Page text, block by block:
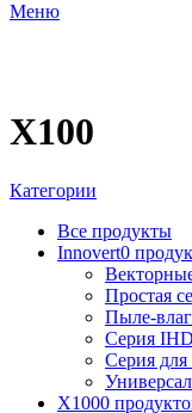
Меню
X100
Категории
Все продукты
Innovert0
Простая
Пыле-
Серия
Серия
X1000